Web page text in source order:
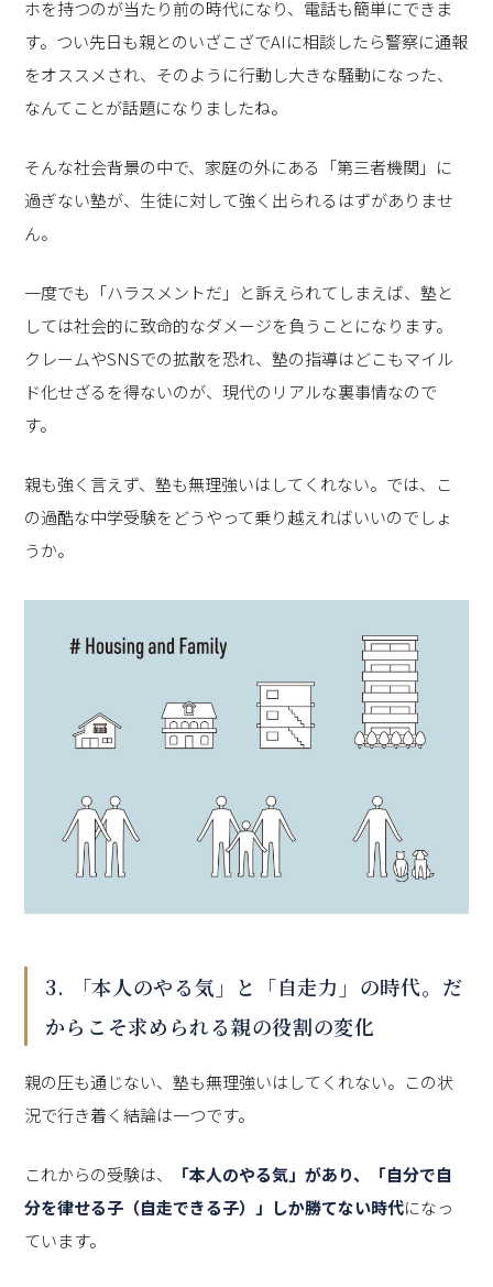
ホを持つのが当たり前の時代になり、電話も簡単にできま
す。つい先日も親とのいざこざでAIに相談したら警察に通報
をオススメされ、そのように行動し大きな騒動になった、
なんてことが話題になりましたね。
そんな社会背景の中で、家庭の外にある「第三者機関」に
過ぎない塾が、生徒に対して強く出られるはずがありませ
ん。
一度でも「ハラスメントだ」と訴えられてしまえば、塾と
しては社会的に致命的なダメージを負うことになります。
クレームやSNSでの拡散を恐れ、塾の指導はどこもマイル
ド化せざるを得ないのが、現代のリアルな裏事情なので
す。
親も強く言えず、塾も無理強いはしてくれない。では、こ
の過酷な中学受験をどうやって乗り越えればいいのでしょ
うか。
3. 「本人のやる気」と「自走力」の時代。だ
からこそ求められる親の役割の変化
親の圧も通じない、塾も無理強いはしてくれない。この状
況で行き着く結論は一つです。
これからの受験は、
「本人のやる気」があり、「自分で自
分を律せる子（自走できる子）」しか勝てない時代になっ
ています。